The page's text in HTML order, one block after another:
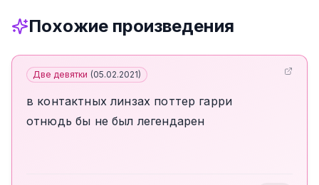
Похожие произведения
Две девятки (05.02.2021)
в контактных линзах поттер гарри
отнюдь бы не был легендарен